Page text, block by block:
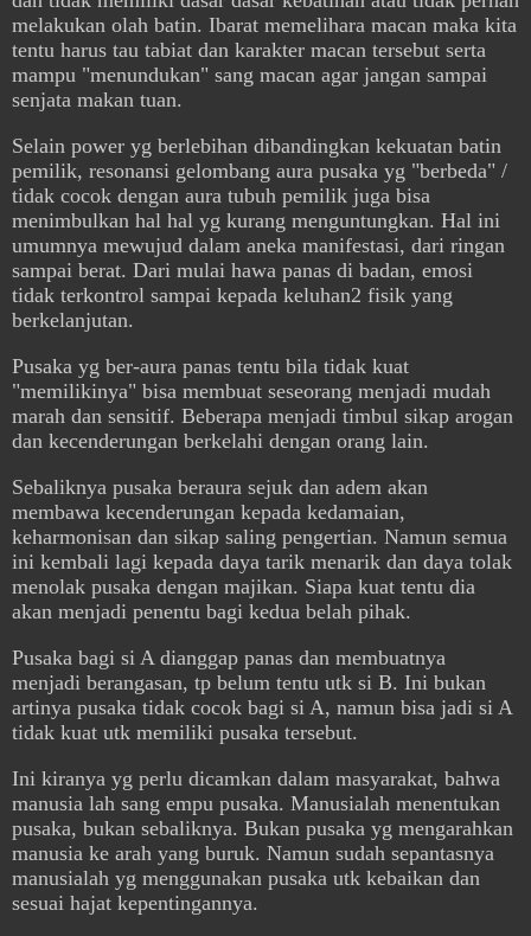
melakukan olah batin. Ibarat memelihara macan maka kita
tentu harus tau tabiat dan karakter macan tersebut serta
mampu "menundukan" sang macan agar jangan sampai
senjata makan tuan.
Selain power yg berlebihan dibandingkan kekuatan batin
pemilik, resonansi gelombang aura pusaka yg "berbeda" /
tidak cocok dengan aura tubuh pemilik juga bisa
menimbulkan hal hal yg kurang menguntungkan. Hal ini
umumnya mewujud dalam aneka manifestasi, dari ringan
sampai berat. Dari mulai hawa panas di badan, emosi
tidak terkontrol sampai kepada keluhan2 fisik yang
berkelanjutan.
Pusaka yg ber-aura panas tentu bila tidak kuat
"memilikinya" bisa membuat seseorang menjadi mudah
marah dan sensitif. Beberapa menjadi timbul sikap arogan
dan kecenderungan berkelahi dengan orang lain.
Sebaliknya pusaka beraura sejuk dan adem akan
membawa kecenderungan kepada kedamaian,
keharmonisan dan sikap saling pengertian. Namun semua
ini kembali lagi kepada daya tarik menarik dan daya tolak
menolak pusaka dengan majikan. Siapa kuat tentu dia
akan menjadi penentu bagi kedua belah pihak.
Pusaka bagi si A dianggap panas dan membuatnya
menjadi berangasan, tp belum tentu utk si B. Ini bukan
artinya pusaka tidak cocok bagi si A, namun bisa jadi si A
tidak kuat utk memiliki pusaka tersebut.
Ini kiranya yg perlu dicamkan dalam masyarakat, bahwa
manusia lah sang empu pusaka. Manusialah menentukan
pusaka, bukan sebaliknya. Bukan pusaka yg mengarahkan
manusia ke arah yang buruk. Namun sudah sepantasnya
manusialah yg menggunakan pusaka utk kebaikan dan
sesuai hajat kepentingannya.